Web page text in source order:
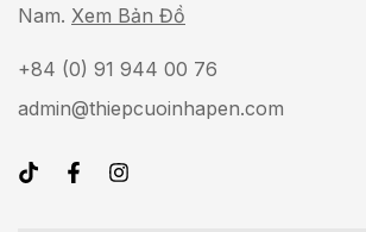
Nam. Xem Bản Đồ
+84 (0) 91 944 00 76
admin@thiepcuoinhapen.com